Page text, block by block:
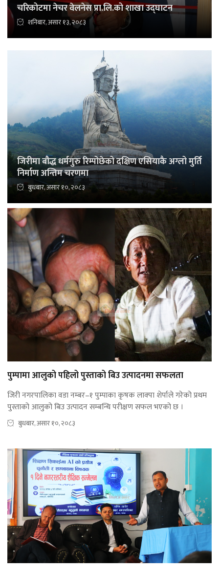
चरिकोटमा नेचर वेलनेस प्रा.लि.को शाखा उद्घाटन
शनिबार, असार १३, २०८३
जिरीमा बौद्ध धर्मगुरु रिम्पोछेको दक्षिण एसियाकै अग्लो मुर्ति
निर्माण अन्तिम चरणमा
बुधबार, असार १०, २०८३
पुम्पामा आलुको पहिलो पुस्ताको बिउ उत्पादनमा सफलता
जिरी नगरपालिका वडा नम्बर–१ पुम्पाका कृषक लाक्पा शेर्पाले गरेको प्रथम
पुस्ताको आलुको बिउ उत्पादन सम्बन्धि परीक्षण सफल भएको छ ।
बुधबार, असार १०, २०८३